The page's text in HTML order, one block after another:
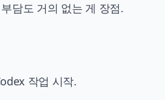
담도 거의 없는 게 장점.
작업 시작.